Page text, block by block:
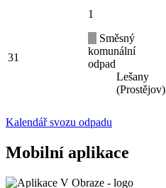
31
1
Směsný
komunální
odpad
Lešany
(Prostějov)
Kalendář svozu odpadu
Mobilní aplikace